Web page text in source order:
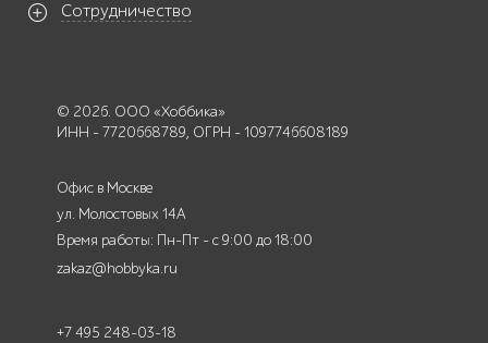
Сотрудничество
© 2026. ООО «Хоббика»
ИНН - 7720668789, ОГРН - 1097746608189
Офис в Москве
ул. Молостовых 14А
Время работы: Пн-Пт - с 9:00 до 18:00
zakaz@hobbyka.ru
+7 495 248-03-18